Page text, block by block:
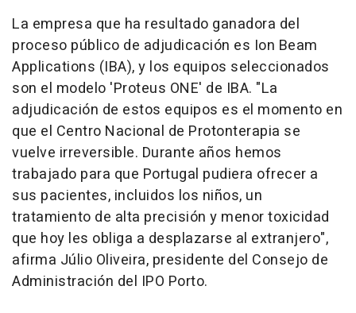
La empresa que ha resultado ganadora del
proceso público de adjudicación es Ion Beam
Applications (IBA), y los equipos seleccionados
son el modelo 'Proteus ONE' de IBA. "La
adjudicación de estos equipos es el momento en
que el Centro Nacional de Protonterapia se
vuelve irreversible. Durante años hemos
trabajado para que Portugal pudiera ofrecer a
sus pacientes, incluidos los niños, un
tratamiento de alta precisión y menor toxicidad
que hoy les obliga a desplazarse al extranjero",
afirma Júlio Oliveira, presidente del Consejo de
Administración del IPO Porto.